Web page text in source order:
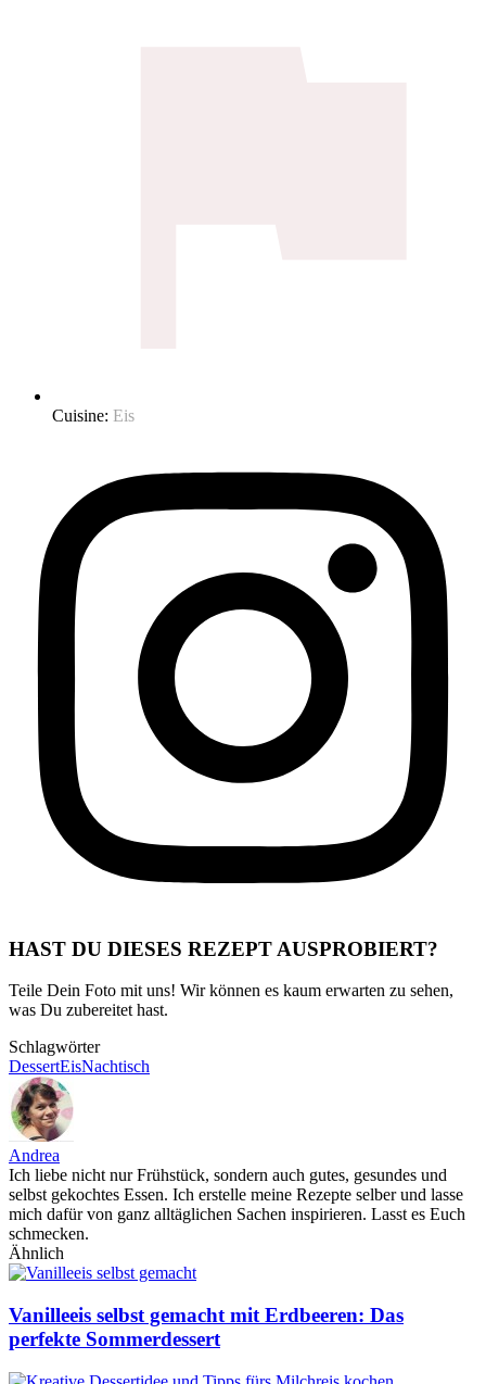
Cuisine: Eis
HAST DU DIESES REZEPT AUSPROBIERT?
Teile Dein Foto mit uns! Wir können es kaum erwarten zu sehen,
was Du zubereitet hast.
Schlagwörter
DessertEisNachtisch
Andrea
Ich liebe nicht nur Frühstück, sondern auch gutes, gesundes und
selbst gekochtes Essen. Ich erstelle meine Rezepte selber und lasse
mich dafür von ganz alltäglichen Sachen inspirieren. Lasst es Euch
schmecken.
Ähnlich
Vanilleeis selbst gemacht mit Erdbeeren: Das
perfekte Sommerdessert